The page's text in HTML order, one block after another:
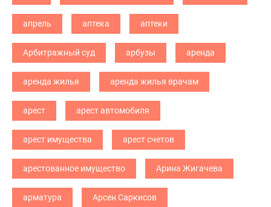
апрель аптека аптеки
Арбитражный суд арбузы аренда
аренда жилья аренда жилья врачам
арест арест автомобиля
арест имущества арест счетов
арестованное имущество Арина Жигачева
арматура Арсен Саркисов